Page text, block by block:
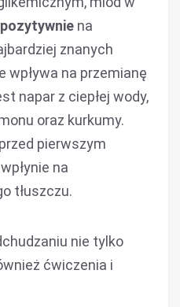
pozytywnie na
znanych
wpływa na przemianę
napar z ciepłej wody,
oraz kurkumy.
pierwszym
na
tłuszczu.
nie tylko
ćwiczenia i